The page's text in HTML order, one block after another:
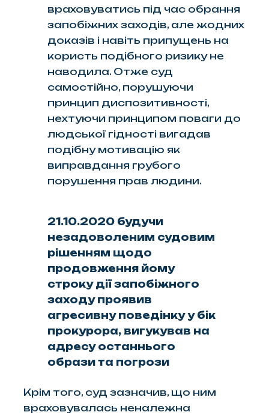
враховуватись під час обрання
запобіжних заходів, але жодних
доказів і навіть припущень на
користь подібного ризику не
наводила. Отже суд
самостійно, порушуючи
принцип диспозитивності,
нехтуючи принципом поваги до
людської гідності вигадав
подібну мотивацію як
виправдання грубого
порушення прав людини.
21.10.2020 будучи
незадоволеним судовим
рішенням щодо
продовження йому
строку дії запобіжного
заходу проявив
агресивну поведінку у бік
прокурора, вигукував на
адресу останнього
образи та погрози
Крім того, суд зазначив, що ним
враховувалась неналежна